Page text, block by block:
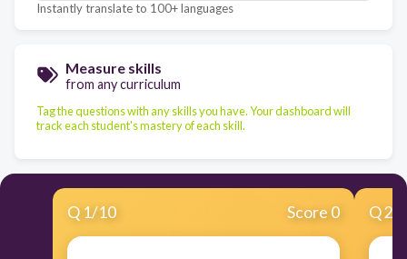
Instantly translate to 100+ languages
Measure skills
from any curriculum
Tag the questions with any skills you have. Your dashboard will
track each student's mastery of each skill.
Q 1/10 Score 0 Q2